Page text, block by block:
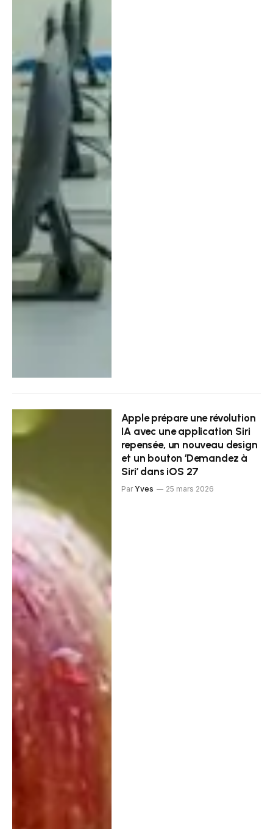
Apple prépare une révolution
IA avec une application Siri
repensée, un nouveau design
et un bouton ‘Demandez à
Siri’ dans iOS 27
Par Yves 25 mars 2026